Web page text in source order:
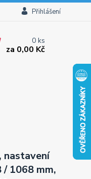
Přihlášení
0ks
za 0,00 Kč
nastavení
1068 mm,